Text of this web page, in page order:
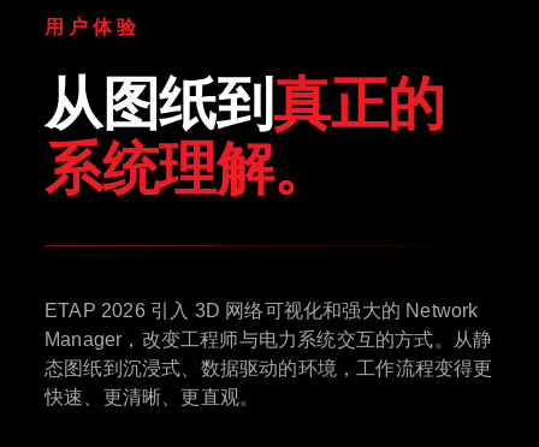
用户体验
从图纸到真正的
系统理解。
ETAP 2026 引入 3D 网络可视化和强大的 Network
Manager，改变工程师与电力系统交互的方式。从静
态图纸到沉浸式、数据驱动的环境，工作流程变得更
快速、更清晰、更直观。